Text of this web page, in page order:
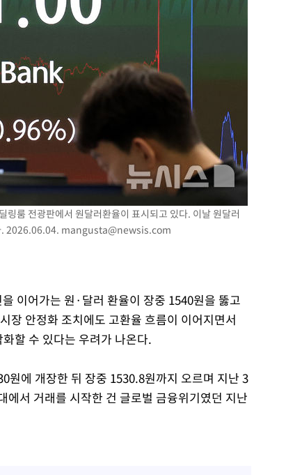
룸 전광판에서 원달러환율이 표시되고 있다. 이날 원달러
. 2026.06.04. mangusta@newsis.com
이어가는 원·달러 환율이 장중 1540원을 뚫고
장 안정화 조치에도 고환율 흐름이 이어지면서
할 수 있다는 우려가 나온다.
원에 개장한 뒤 장중 1530.8원까지 오르며 지난 3
서 거래를 시작한 건 글로벌 금융위기였던 지난